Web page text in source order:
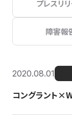
プレスリ
障害報
2020.08.01
コングラント